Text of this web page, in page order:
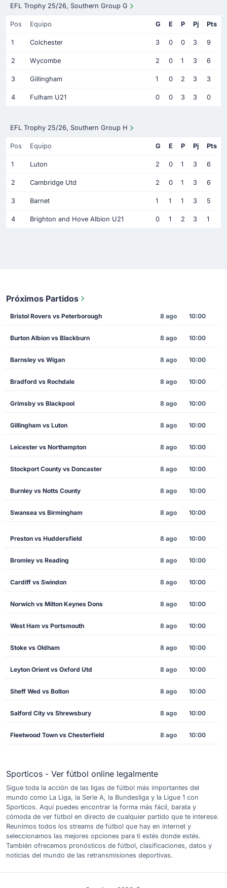
EFL Trophy 25/26, Southern Group G
Pos Equipo G E P Pj Pts
1 Colchester 3 0 0 3 9
2 Wycombe 2 0 1 3 6
3 Gillingham 1 0 2 3 3
4 Fulham U21 0 0 3 3 0
EFL Trophy 25/26, Southern Group H
Pos Equipo G E P Pj Pts
1 Luton 2 0 1 3 6
2 Cambridge Utd 2 0 1 3 6
3 Barnet 1 1 1 3 5
4 Brighton and Hove Albion U21 0 1 2 3 1
Próximos Partidos
Bristol Rovers vs Peterborough 8 ago 10:00
Burton Albion vs Blackburn 8 ago 10:00
Barnsley vs Wigan 8 ago 10:00
Bradford vs Rochdale 8 ago 10:00
Grimsby vs Blackpool 8 ago 10:00
Gillingham vs Luton 8 ago 10:00
Leicester vs Northampton 8 ago 10:00
Stockport County vs Doncaster 8 ago 10:00
Burnley vs Notts County 8 ago 10:00
Swansea vs Birmingham 8 ago 10:00
Preston vs Huddersfield 8 ago 10:00
Bromley vs Reading 8 ago 10:00
Cardiff vs Swindon 8 ago 10:00
Norwich vs Milton Keynes Dons 8 ago 10:00
West Ham vs Portsmouth 8 ago 10:00
Stoke vs Oldham 8 ago 10:00
Leyton Orient vs Oxford Utd 8 ago 10:00
Sheff Wed vs Bolton 8 ago 10:00
Salford City vs Shrewsbury 8 ago 10:00
Fleetwood Town vs Chesterfield 8 ago 10:00
Sporticos - Ver fútbol online legalmente
Sigue toda la acción de las ligas de fútbol más importantes del
mundo como La Liga, la Serie A, la Bundesliga y la Ligue 1 con
Sporticos. Aquí puedes encontrar la forma más fácil, barata y
cómoda de ver fútbol en directo de cualquier partido que te interese.
Reunimos todos los streams de fútbol que hay en internet y
seleccionamos las mejores opciones para ti estés donde estés.
También ofrecemos pronósticos de fútbol, clasificaciones, datos y
noticias del mundo de las retransmisiones deportivas.